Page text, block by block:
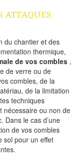
ATTAQUES
du chantier et des
thermique,
de vos combles ,
de verre ou de
combles, de la
de la limitation
techniques
nécessaire ou non de
Dans le cas d’une
de vos combles
sol pour un effet